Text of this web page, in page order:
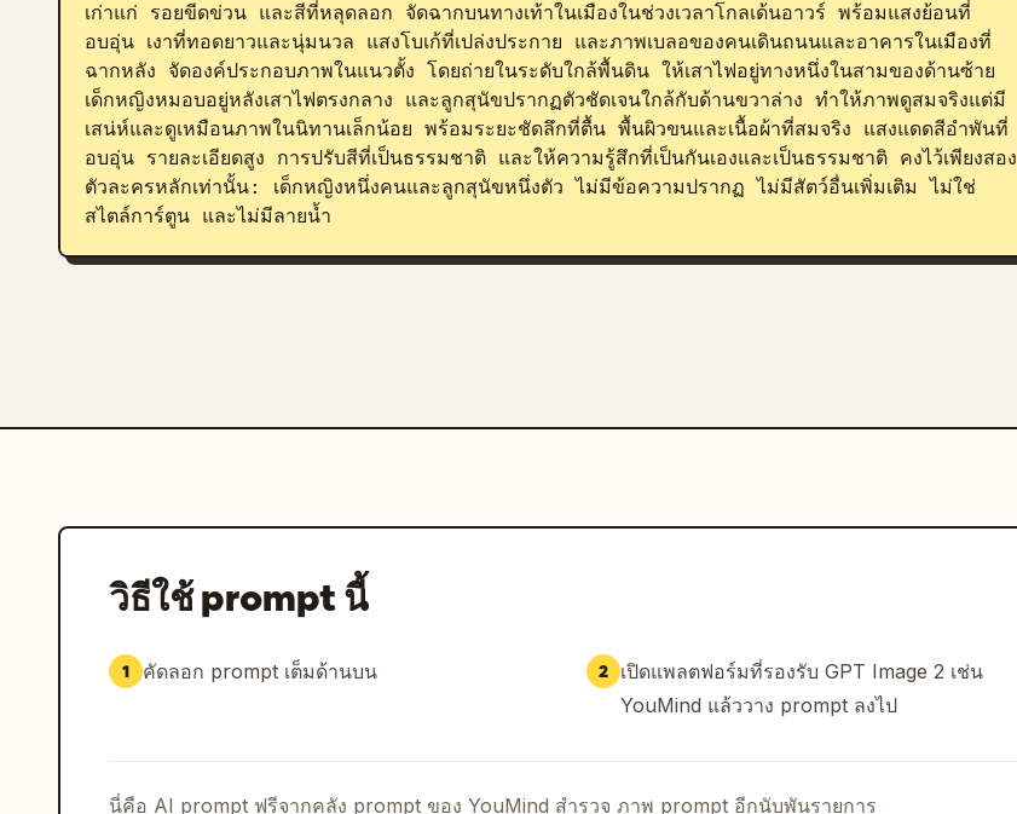
เก่าแก่ รอยขีดข่วน และสีที่หลุดลอก จัดฉากบนทางเท้าในเมืองในช่วงเวลาโกลเด้นอาวร์ พร้อมแสงย้อนที่
อบอุ่น เงาที่ทอดยาวและนุ่มนวล แสงโบเก้ที่เปล่งประกาย และภาพเบลอของคนเดินถนนและอาคารในเมืองที่
ฉากหลัง จัดองค์ประกอบภาพในแนวตั้ง โดยถ่ายในระดับใกล้พื้นดิน ให้เสาไฟอยู่ทางหนึ่งในสามของด้านซ้าย
เด็กหญิงหมอบอยู่หลังเสาไฟตรงกลาง และลูกสุนัขปรากฏตัวชัดเจนใกล้กับด้านขวาล่าง ทำให้ภาพดูสมจริงแต่มี
เสน่ห์และดูเหมือนภาพในนิทานเล็กน้อย พร้อมระยะชัดลึกที่ตื้น พื้นผิวขนและเนื้อผ้าที่สมจริง แสงแดดสีอำพันที่
อบอุ่น รายละเอียดสูง การปรับสีที่เป็นธรรมชาติ และให้ความรู้สึกที่เป็นกันเองและเป็นธรรมชาติ คงไว้เพียงสอง
ตัวละครหลักเท่านั้น: เด็กหญิงหนึ่งคนและลูกสุนัขหนึ่งตัว ไม่มีข้อความปรากฏ ไม่มีสัตว์อื่นเพิ่มเติม ไม่ใช่
สไตล์การ์ตูน และไม่มีลายน้ำ
วิธีใช้ prompt นี้
1 คัดลอก prompt เต็มด้านบน 2 เปิดแพลตฟอร์มที่รองรับ GPT Image 2 เช่น
YouMind แล้ววาง prompt ลงไป
นี่คือ AI prompt ฟรีจากคลัง prompt ของ YouMind สำรวจ ภาพ prompt อีกนับพันรายการ